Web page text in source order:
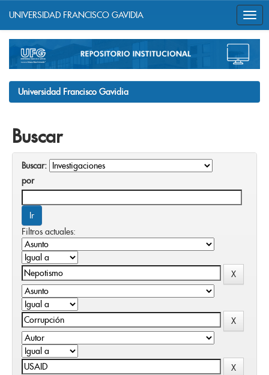
navigation
UNIVERSIDAD FRANCISCO GAVIDIA
Universidad Francisco Gavidia
Buscar
Buscar:
por
Filtros actuales: